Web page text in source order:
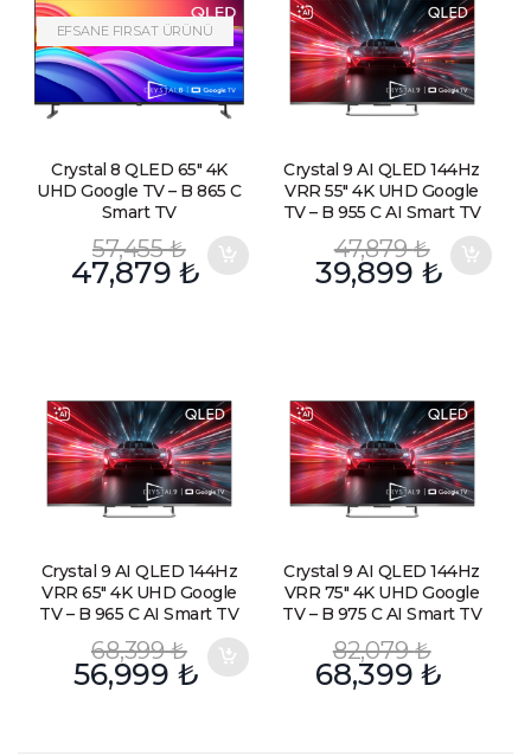
EFSANE FIRSAT ÜRÜNÜ
Crystal 8 QLED 65″ 4K
UHD Google TV – B 865 C
Smart TV
57,455₺
47,879₺
Crystal 9 AI QLED 144Hz
VRR 55″ 4K UHD Google
TV – B 955 C AI Smart TV
47,879₺
39,899 ₺
Crystal 9 AI QLED 144Hz
VRR 65″ 4K UHD Google
TV – B 965 C AI Smart TV
68,399₺
56,999 ₺
Crystal 9 AI QLED 144Hz
VRR 75″ 4K UHD Google
TV – B 975 C AI Smart TV
82,079₺
68,399₺